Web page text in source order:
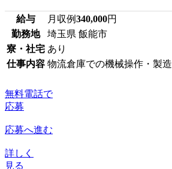
給与 月収例340,000円
勤務地
埼玉県 飯能市
寮・社宅 あり
仕事内容 物流倉庫での機械操作・製
無料電話で
応募
応募へ進む
詳しく
見る